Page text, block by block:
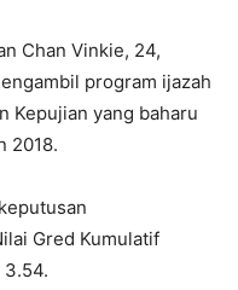
Chan Vinkie, 24,
program ijazah
Kepujian yang baharu
2018.
Gred Kumulatif
3.54.